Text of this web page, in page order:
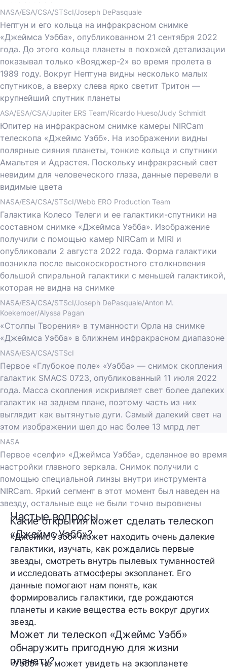
космоса
NASA/ESA/CSA/STScI/Joseph DePasquale
Нептун и его кольца на инфракрасном снимке
«Джеймса Уэбба», опубликованном 21 сентября 2022
года. До этого кольца планеты в похожей детализации
показывал только «Вояджер-2» во время пролета в
1989 году. Вокруг Нептуна видны несколько малых
спутников, а вверху слева ярко светит Тритон —
крупнейший спутник планеты
ASA/ESA/CSA/Jupiter ERS Team/Ricardo Hueso/Judy Schmidt
Юпитер на инфракрасном снимке камеры NIRCam
телескопа «Джеймс Уэбб». На изображении видны
полярные сияния планеты, тонкие кольца и спутники
Амальтея и Адрастея. Поскольку инфракрасный свет
невидим для человеческого глаза, данные перевели в
видимые цвета
NASA/ESA/CSA/STScI/Webb ERO Production Team
Галактика Колесо Телеги и ее галактики-спутники на
составном снимке «Джеймса Уэбба». Изображение
получили с помощью камер NIRCam и MIRI и
опубликовали 2 августа 2022 года. Форма галактики
возникла после высокоскоростного столкновения
большой спиральной галактики с меньшей галактикой,
которая не видна на снимке
NASA/ESA/CSA/STScI/Joseph DePasquale/Anton M.
Koekemoer/Alyssa Pagan
«Столпы Творения» в туманности Орла на снимке
«Джеймса Уэбба» в ближнем инфракрасном диапазоне
NASA/ESA/CSA/STScI
Первое «Глубокое поле» «Уэбба» — снимок скопления
галактик SMACS 0723, опубликованный 11 июля 2022
года. Масса скопления искривляет свет более далеких
галактик на заднем плане, поэтому часть из них
выглядит как вытянутые дуги. Самый далекий свет на
этом изображении шел до нас более 13 млрд лет
NASA
Первое «селфи» «Джеймса Уэбба», сделанное во время
настройки главного зеркала. Снимок получили с
помощью специальной линзы внутри инструмента
NIRCam. Яркий сегмент в этот момент был наведен на
звезду, остальные еще не были точно выровнены
Частые вопросы
Какие открытия может сделать телескоп
«Джеймс Уэбб»?
«Джеймс Уэбб» может находить очень далекие
галактики, изучать, как рождались первые
звезды, смотреть внутрь пылевых туманностей
и исследовать атмосферы экзопланет. Его
данные помогают нам понять, как
формировались галактики, где рождаются
планеты и какие вещества есть вокруг других
звезд.
Может ли телескоп «Джеймс Уэбб»
обнаружить пригодную для жизни
планету?
«Уэбб» не может увидеть на экзопланете